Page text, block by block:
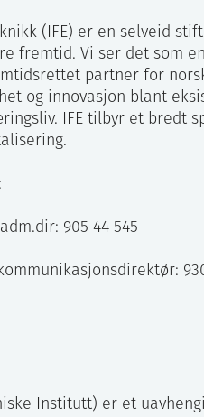
(IFE) er en selveid
fremtid. Vi ser det som
partner for
og innovasjon blant
IFE tilbyr et bredt
905 44 545
Institutt) er et